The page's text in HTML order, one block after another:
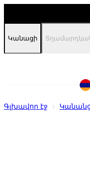
Կանացի
Գլխավոր էջ